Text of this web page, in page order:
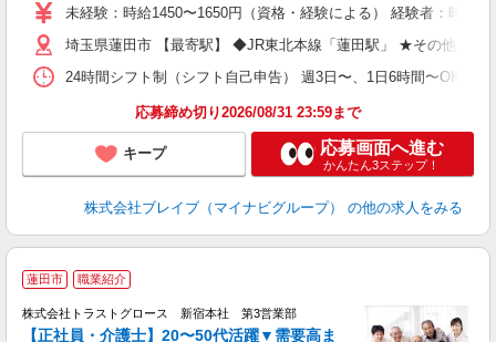
未経験：時給1450〜1650円（資格・経験による） 経験者：時
埼玉県蓮田市 【最寄駅】 ◆JR東北本線「蓮田駅」 ★その他、近
24時間シフト制（シフト自己申告） 週3日〜、1日6時間〜OK 【
応募締め切り2026/08/31 23:59まで
キープ 応募画面へ進む
かんたん3ステップ！
株式会社ブレイブ（マイナビグループ） の他の求人をみる
蓮田市 職業紹介
株式会社トラストグロース 新宿本社 第3営業部
【正社員・介護士】20〜50代活躍▼需要高ま